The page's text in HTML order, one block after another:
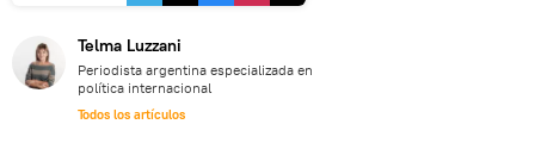
Telma Luzzani
Periodista argentina especializada en
política internacional
Todos los artículos